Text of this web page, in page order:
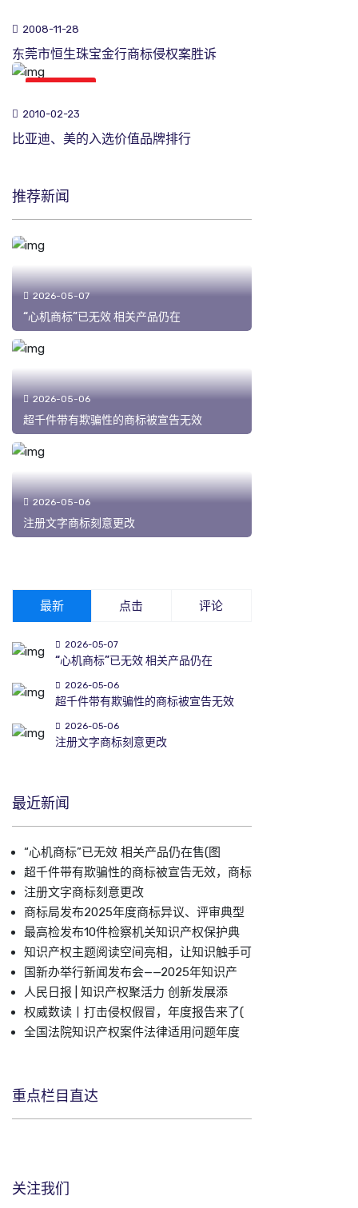
2008-11-28
东莞市恒生珠宝金行商标侵权案胜诉
2010-02-23
比亚迪、美的入选价值品牌排行
推荐新闻
2026-05-07
“心机商标”已无效 相关产品仍在
2026-05-06
超千件带有欺骗性的商标被宣告无效
2026-05-06
注册文字商标刻意更改
最新 点击 评论
2026-05-07
“心机商标”已无效 相关产品仍在
2026-05-06
超千件带有欺骗性的商标被宣告无效
2026-05-06
注册文字商标刻意更改
最近新闻
“心机商标”已无效 相关产品仍在售(图
超千件带有欺骗性的商标被宣告无效，商标
注册文字商标刻意更改
商标局发布2025年度商标异议、评审典型
最高检发布10件检察机关知识产权保护典
知识产权主题阅读空间亮相，让知识触手可
国新办举行新闻发布会——2025年知识产
人民日报 | 知识产权聚活力 创新发展添
权威数读丨打击侵权假冒，年度报告来了(
全国法院知识产权案件法律适用问题年度
重点栏目直达
关注我们